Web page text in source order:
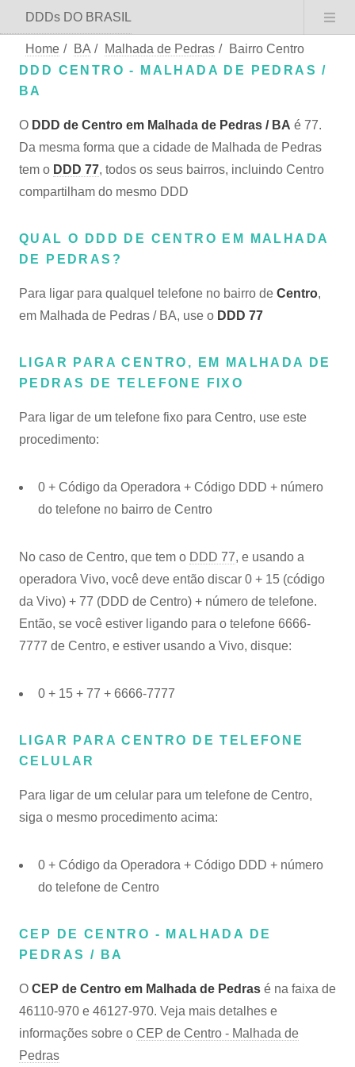
DDDs DO BRASIL
Home / BA / Malhada de Pedras /
Bairro Centro
DDD CENTRO - MALHADA DE PEDRAS /
BA
O DDD de Centro em Malhada de Pedras / BA é 77.
Da mesma forma que a cidade de Malhada de Pedras
tem o DDD 77, todos os seus bairros, incluindo Centro
compartilham do mesmo DDD
QUAL O DDD DE CENTRO EM MALHADA
DE PEDRAS?
Para ligar para qualquel telefone no bairro de Centro,
em Malhada de Pedras / BA, use o DDD 77
LIGAR PARA CENTRO, EM MALHADA DE
PEDRAS DE TELEFONE FIXO
Para ligar de um telefone fixo para Centro, use este
procedimento:
0 + Código da Operadora + Código DDD + número
do telefone no bairro de Centro
No caso de Centro, que tem o DDD 77, e usando a
operadora Vivo, você deve então discar 0 + 15 (código
da Vivo) + 77 (DDD de Centro) + número de telefone.
Então, se você estiver ligando para o telefone 6666-
7777 de Centro, e estiver usando a Vivo, disque:
0 + 15 + 77 + 6666-7777
LIGAR PARA CENTRO DE TELEFONE
CELULAR
Para ligar de um celular para um telefone de Centro,
siga o mesmo procedimento acima:
0 + Código da Operadora + Código DDD + número
do telefone de Centro
CEP DE CENTRO - MALHADA DE
PEDRAS / BA
O CEP de Centro em Malhada de Pedras é na faixa de
46110-970 e 46127-970. Veja mais detalhes e
informações sobre o CEP de Centro - Malhada de
Pedras